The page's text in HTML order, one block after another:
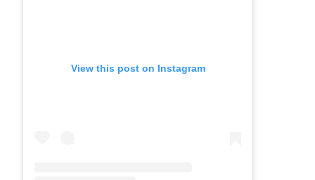
View this post on Instagram